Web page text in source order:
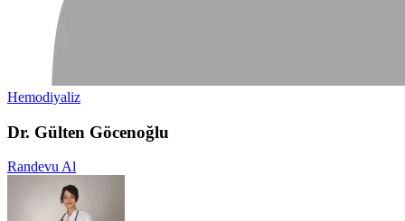
Hemodiyaliz
Dr. Gülten Göcenoğlu
Randevu Al